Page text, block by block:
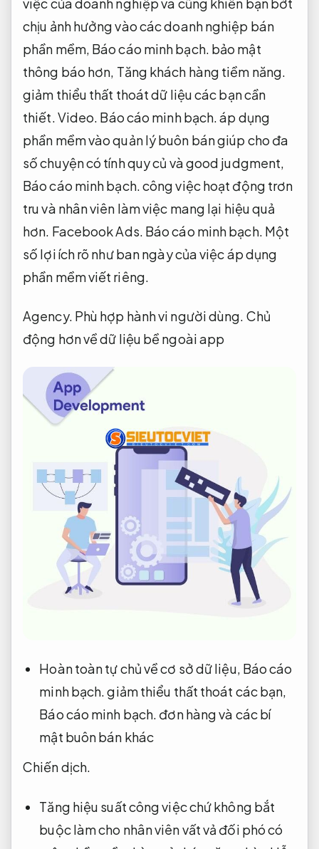
chịu ảnh hưởng vào các doanh nghiệp bán
phần mềm, Báo cáo minh bạch. bảo mật
thông báo hơn, Tăng khách hàng tiềm năng.
giảm thiểu thất thoát dữ liệu các bạn cần
thiết. Video. Báo cáo minh bạch. áp dụng
phần mềm vào quản lý buôn bán giúp cho đa
số chuyện có tính quy củ và good judgment,
Báo cáo minh bạch. công việc hoạt động trơn
tru và nhân viên làm việc mang lại hiệu quả
hơn. Facebook Ads. Báo cáo minh bạch. Một
số lợi ích rõ như ban ngày của việc áp dụng
phần mềm viết riêng.
Agency. Phù hợp hành vi người dùng. Chủ
động hơn về dữ liệu bề ngoài app
Hoàn toàn tự chủ về cơ sở dữ liệu, Báo cáo
minh bạch.giảm thiểu thất thoát các bạn,
Báo cáo minh bạch. đơn hàng và các bí
mật buôn bán khác
Chiến dịch.
Tăng hiệu suất công việc chứ không bắt
buộc làm cho nhân viên vất vả đối phó có